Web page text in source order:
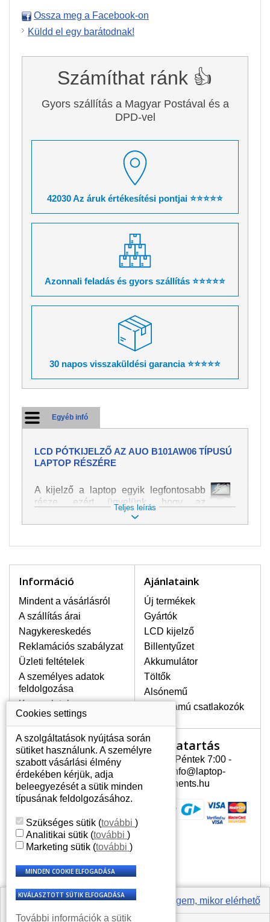
Értesíts engem, mikor elérhető
Ossza meg a Facebook-on
Küldd el egy barátodnak!
Számíthat ránk 👍
Gyors szállítás a Magyar Postával és a
DPD-vel
42030 Az áruk értékesítési pontjai ⭐⭐⭐⭐⭐
Azonnali feladás és gyors szállítás ⭐⭐⭐⭐⭐
30 napos visszaküldési garancia ⭐⭐⭐⭐⭐
Egyéb infó
LCD PÓTKIJELZŐ AZ AUO B101AW06 TÍPUSÚ
LAPTOP RÉSZÉRE
A kijelző a laptop egyik legfontosabb
része, ezért ügyelünk, hogy az
pótalkatrész a legjobb minőségű
legyen. A kép és szöveg különféle
laptoppal legnagyobb óvatossággal
bekövetkezett sérülések közé a
mechanikai sérüléseket lehet besorolni,
mint pl. széttört vagy megrepedt kijelző.
Továbbá még a függőleges csíkozást,
kijelző sötétségét, villogását vagy
egyenetlen fényességét.
LEGMAGASABB MINŐSÉGŰ
LCD KIJELZŐ!
A raktáron csakis eredeti
jótállás egész ideje alatt a pixelek
hibásodása nélkül, teljesítik az
A+ minőségi kategória igényes
feltételeit.
HOGYAN TUDJA MEGÁLLAPÍTANI
MILYEN KIJELZŐ SZÜKSÉGES A
A kijelzőt a laptop modeljle alapján lehet
kikeresni, amely megjelölés megtalálható
a laptop alulsó részén található címkén
ábrázolva van egy keretben vagy a
billentyűzetnél a vázon is. Abban az
esetben, amennyiben a sérült vagy
megrepedt kijelző le van szerelve, a típus
Teljes leírás
Információ
Mindent a vásárlásról
A szállítás árai
Nagykereskedés
Reklamációs szabályzat
Üzleti feltételek
A személyes adatok
feldolgozása
Kapcsolatok
Ajánlataink
Új termékek
Gyártók
LCD kijelző
Billentyűzet
Akkumulátor
Töltők
Alsónemű
Erősáramú csatlakozók
Az Ön számlája
Az Ön számlája
Személyes információk
Címek
Nyitvatartás
Hétfõ - Péntek 7:00 -
15:30 info@laptop-
components.hu
Cookies settings
A szolgáltatások nyújtása során
sütiket használunk. A személyre
szabott vásárlási élmény
érdekében kérjük, adja
beleegyezését a sütik minden
típusának feldolgozásához.
Szükséges sütik (további )
Analitikai sütik (további )
Marketing sütik (további )
További információk a sütik